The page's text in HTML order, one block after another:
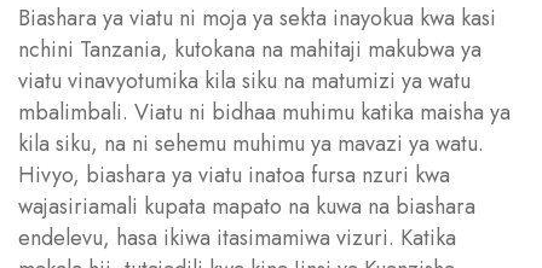
Biashara ya viatu ni moja ya sekta inayokua kwa kasi
nchini Tanzania, kutokana na mahitaji makubwa ya
viatu vinavyotumika kila siku na matumizi ya watu
mbalimbali. Viatu ni bidhaa muhimu katika maisha ya
kila siku, na ni sehemu muhimu ya mavazi ya watu.
Hivyo, biashara ya viatu inatoa fursa nzuri kwa
wajasiriamali kupata mapato na kuwa na biashara
endelevu, hasa ikiwa itasimamiwa vizuri. Katika